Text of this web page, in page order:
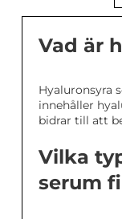
Vad är
Hyaluronsyra
innehåller
bidrar till att
Vilka
serum